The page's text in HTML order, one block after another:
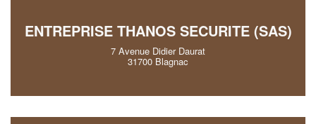
ENTREPRISE THANOS SECURITE (SAS)
7 Avenue Didier Daurat
31700 Blagnac